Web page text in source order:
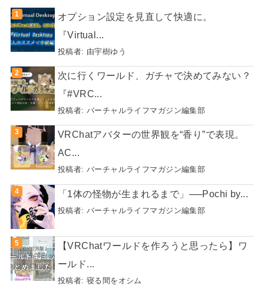
オプション設定を見直して快適に。
『Virtual...
投稿者: 由宇樹ゆう
次に行くワールド、ガチャで決めてみない？
『#VRC...
投稿者: バーチャルライフマガジン編集部
VRChatアバターの世界観を“香り”で表現。
AC...
投稿者: バーチャルライフマガジン編集部
「1体の怪物が生まれるまで」──Pochi by...
投稿者: バーチャルライフマガジン編集部
【VRChatワールドを作ろうと思ったら】ワ
ールド...
投稿者: 寝る間をオシム